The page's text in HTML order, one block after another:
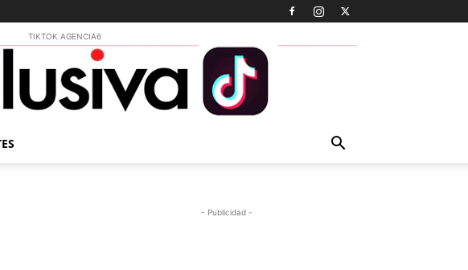
TIKTOK AGENCIA6
- Publicidad -